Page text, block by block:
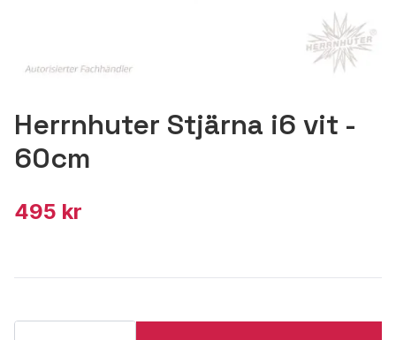
Herrnhuter Stjärna i6 vit -
60cm
495 kr